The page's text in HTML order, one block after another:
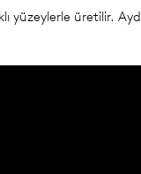
yüzeylerle üretilir.